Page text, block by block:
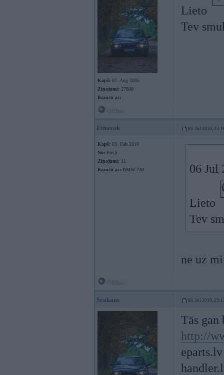
Kopš: 07. Aug 2005
Ziņojumi: 27800
Braucu ar:
Lieto
Tev
Einarok 06. Jul 2010,
Kopš: 03. Feb 2010
No: Preiļi
Ziņojumi: 11
Braucu ar: BMW 730 06 Jul
Lieto
Tev
ne uz
Srakans 06. Jul 2010,
Tās gan
http://
eparts.lv